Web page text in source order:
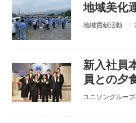
地域美化
地域貢献活動
新入社員
員との夕
ユニソングルー